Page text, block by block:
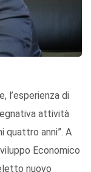
l’esperienza di
attività
quattro anni”. A
Economico
nuovo